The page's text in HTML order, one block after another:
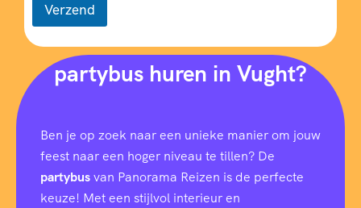
Verzend
partybus huren in Vught?
Ben je op zoek naar een unieke manier om jouw
feest naar een hoger niveau te tillen? De
partybusvan Panorama Reizen is de perfecte
keuze! Met een stijlvol interieur en